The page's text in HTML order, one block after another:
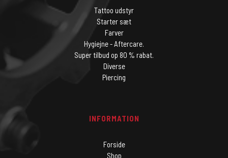
Tattoo udstyr
Starter sæt
Farver
Hygiejne - Aftercare.
Super tilbud op 80 % rabat.
Diverse
Piercing
INFORMATION
Forside
Shop